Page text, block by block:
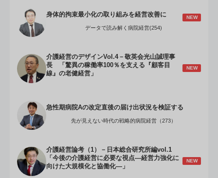
身体的拘束最小化の取り組みを経営改善に NEW
データで読み解く病院経営(254)
介護経営のデザインVol.4－敬英会光山誠理事
長 「驚異の稼働率100％を支える『顧客目
線』の老健経営」
NEW
急性期病院Aの改定直後の届け出状況を検証する
先が見えない時代の戦略的病院経営（273）
介護経営論考（1）－日本総合研究所編vol.1
「今後の介護経営に必要な視点―経営力強化に
向けた大規模化と協働化―」
NEW